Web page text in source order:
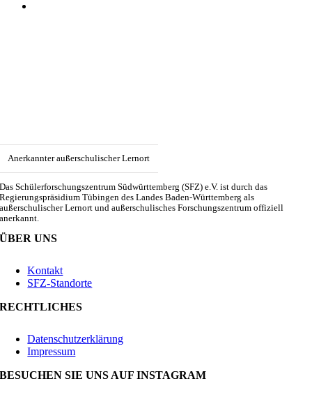
Anerkannter außerschulischer Lernort
Das Schülerforschungszentrum Südwürttemberg (SFZ) e.V. ist durch das
Regierungspräsidium Tübingen des Landes Baden-Württemberg als
außerschulischer Lernort und außerschulisches Forschungszentrum offiziell
anerkannt.
ÜBER UNS
Kontakt
SFZ-Standorte
RECHTLICHES
Datenschutzerklärung
Impressum
BESUCHEN SIE UNS AUF INSTAGRAM